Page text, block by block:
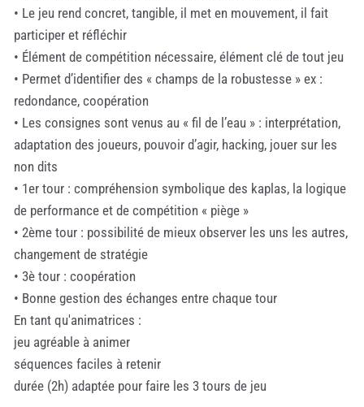
• Le jeu rend concret, tangible, il met en mouvement, il fait
participer et réfléchir
• Élément de compétition nécessaire, élément clé de tout jeu
• Permet d’identifier des « champs de la robustesse » ex :
redondance, coopération
• Les consignes sont venus au « fil de l’eau » : interprétation,
adaptation des joueurs, pouvoir d’agir, hacking, jouer sur les
non dits
• 1er tour : compréhension symbolique des kaplas, la logique
de performance et de compétition « piège »
• 2ème tour : possibilité de mieux observer les uns les autres,
changement de stratégie
• 3è tour : coopération
• Bonne gestion des échanges entre chaque tour
En tant qu'animatrices :
jeu agréable à animer
séquences faciles à retenir
durée (2h) adaptée pour faire les 3 tours de jeu